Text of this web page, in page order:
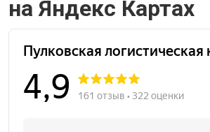
на Яндекс Картах